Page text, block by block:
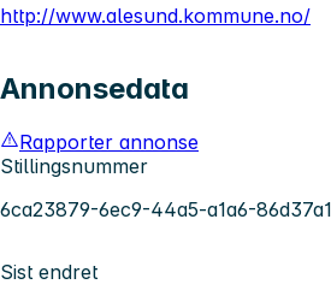
http://www.alesund.kommune.no/
Annonsedata
Rapporter annonse
Stillingsnummer
6ca23879-6ec9-44a5-a1a6-
Sist endret